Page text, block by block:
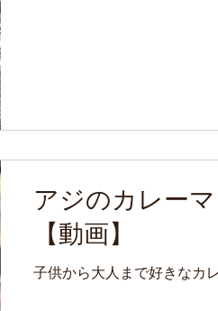
アジのカレー
【動画】
子供から大人まで好きなカ